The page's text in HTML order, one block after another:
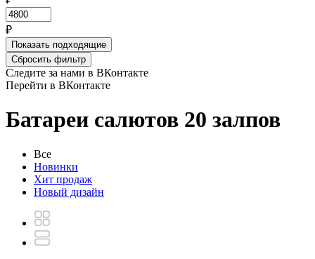
₽
Показать подходящие
Сбросить фильтр
Следите за нами в ВКонтакте
Перейти в ВКонтакте
Батареи салютов 20 залпов
Все
Новинки
Хит продаж
Новый дизайн